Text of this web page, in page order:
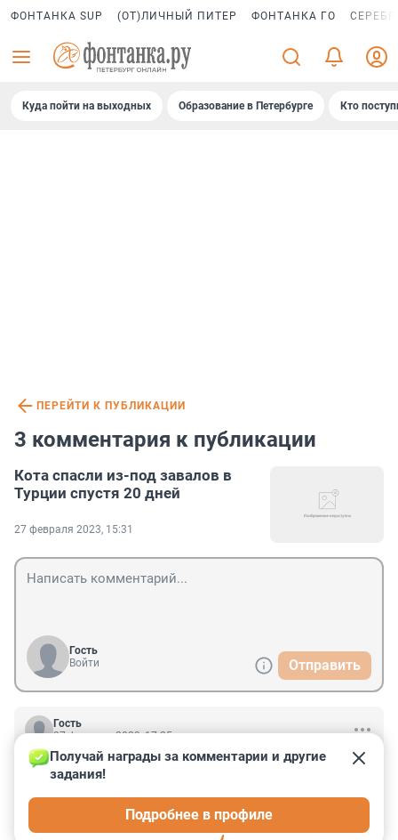
ФОНТАНКА SUP (ОТ)ЛИЧНЫЙ ПИТЕР ФОНТАНКА ГО
Куда пойти на выходных Образование в Петербурге Кто
ПЕРЕЙТИ К ПУБЛИКАЦИИ
3 комментария к публикации
Кота спасли из-под завалов в
Турции спустя 20 дней
27 февраля 2023, 15:31
Гость
Войти
Отправить
Гость
27 февраля 2023, 17:25
Да котяра сам туда залез уже после, потом стал орать
как обычно они это делают по весне и его взяли и
достали на хайпе! Кот без воды живет ещё меньше
Получай награды за комментарии и другие
задания!
Подробнее в профиле